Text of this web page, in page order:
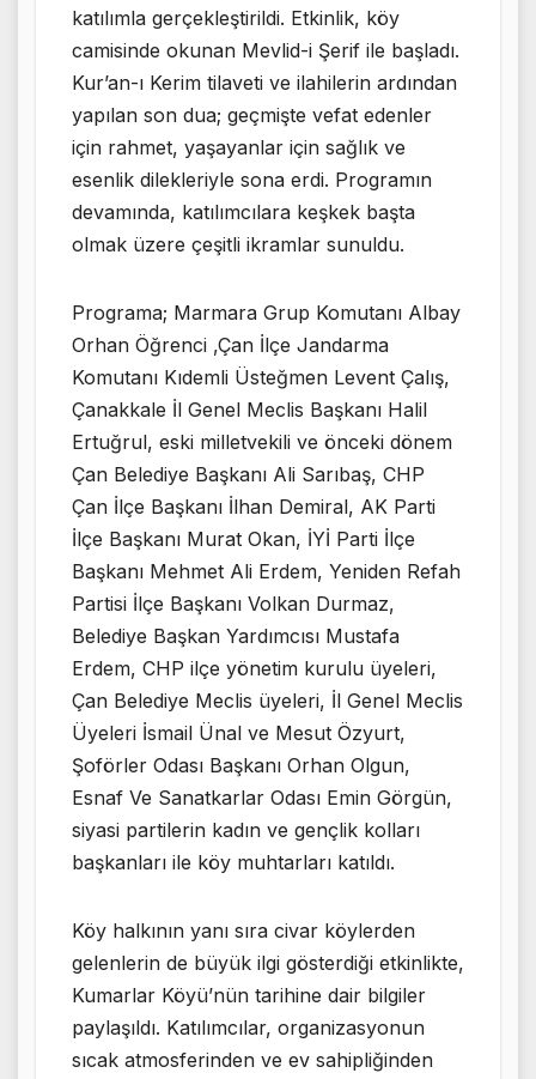
katılımla gerçekleştirildi. Etkinlik, köy
camisinde okunan Mevlid-i Şerif ile başladı.
Kur’an-ı Kerim tilaveti ve ilahilerin ardından
yapılan son dua; geçmişte vefat edenler
için rahmet, yaşayanlar için sağlık ve
esenlik dilekleriyle sona erdi. Programın
devamında, katılımcılara keşkek başta
olmak üzere çeşitli ikramlar sunuldu.
Programa; Marmara Grup Komutanı Albay
Orhan Öğrenci ,Çan İlçe Jandarma
Komutanı Kıdemli Üsteğmen Levent Çalış,
Çanakkale İl Genel Meclis Başkanı Halil
Ertuğrul, eski milletvekili ve önceki dönem
Çan Belediye Başkanı Ali Sarıbaş, CHP
Çan İlçe Başkanı İlhan Demiral, AK Parti
İlçe Başkanı Murat Okan, İYİ Parti İlçe
Başkanı Mehmet Ali Erdem, Yeniden Refah
Partisi İlçe Başkanı Volkan Durmaz,
Belediye Başkan Yardımcısı Mustafa
Erdem, CHP ilçe yönetim kurulu üyeleri,
Çan Belediye Meclis üyeleri, İl Genel Meclis
Üyeleri İsmail Ünal ve Mesut Özyurt,
Şoförler Odası Başkanı Orhan Olgun,
Esnaf Ve Sanatkarlar Odası Emin Görgün,
siyasi partilerin kadın ve gençlik kolları
başkanları ile köy muhtarları katıldı.
Köy halkının yanı sıra civar köylerden
gelenlerin de büyük ilgi gösterdiği etkinlikte,
Kumarlar Köyü’nün tarihine dair bilgiler
paylaşıldı. Katılımcılar, organizasyonun
sıcak atmosferinden ve ev sahipliğinden